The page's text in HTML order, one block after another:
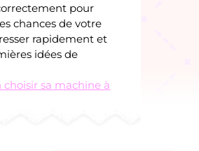
pour
chances de votre
rapidement et
idées de
sa machine à